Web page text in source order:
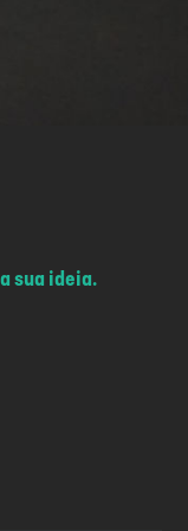
sua ideia.